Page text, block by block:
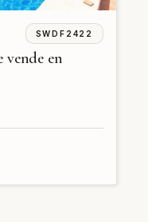
SWDF2422
vende en